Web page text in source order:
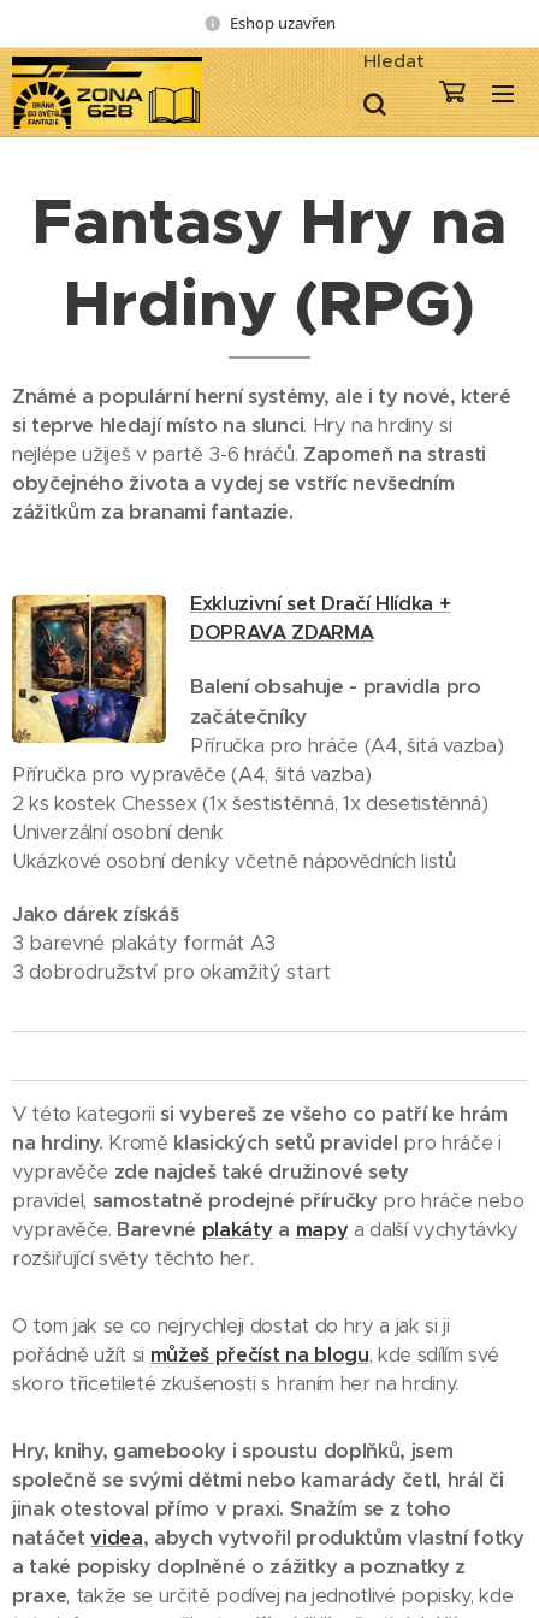
Eshop uzavřen
Hledat
Fantasy Hry na
Hrdiny (RPG)
Známé a populární herní systémy, ale i ty nové, které
si teprve hledají místo na slunci. Hry na hrdiny si
nejlépe užiješ v partě 3-6 hráčů. Zapomeň na strasti
obyčejného života a vydej se vstříc nevšedním
zážitkům za branami fantazie.
Exkluzivní set Dračí Hlídka +
DOPRAVA ZDARMA
Balení obsahuje - pravidla pro
začátečníky
Příručka pro hráče (A4, šitá vazba)
Příručka pro vypravěče (A4, šitá vazba)
2 ks kostek Chessex (1x šestistěnná, 1x desetistěnná)
Univerzální osobní deník
Ukázkové osobní deníky včetně nápovědních listů
Jako dárek získáš
3 barevné plakáty formát A3
3 dobrodružství pro okamžitý start
V této kategoriisi vybereš ze všeho co patří ke hrám
na hrdiny. Kromě klasických setů pravidel pro hráče i
vypravěče zde najdeš také družinové sety
pravidel, samostatně prodejné příručky pro hráče nebo
vypravěče. Barevné plakátya mapya další vychytávky
rozšiřující světy těchto her.
O tom jak se co nejrychleji dostat do hry a jak si ji
pořádně užít si můžeš přečíst na blogu, kde sdílím své
skoro třicetileté zkušenosti s hraním her na hrdiny.
Hry, knihy, gamebooky i spoustu doplňků, jsem
společně se svými dětmi nebo kamarády četl, hrál či
jinak otestoval přímo v praxi. Snažím se z toho
natáčetvidea, abych vytvořil produktům vlastní fotky
a také popisky doplněné o zážitky a poznatky z
praxe, takže se určitě podívej na jednotlivé popisky, kde